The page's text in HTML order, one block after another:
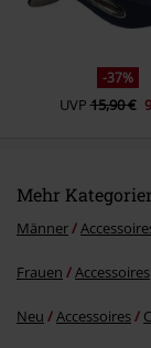
-37%
UVP15,90 €
Mehr
Männer
Frauen Accessoires
Neu Accessoires